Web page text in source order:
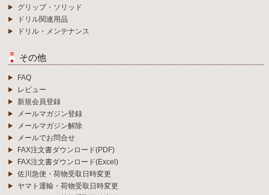
グリップ・ソリッド
ドリル関連用品
ドリル・メンテナンス
その他
FAQ
レビュー
新規会員登録
メールマガジン登録
メールマガジン解除
メールでお問合せ
FAX注文書ダウンロード(PDF)
FAX注文書ダウンロード(Excel)
佐川急便・荷物受取日時変更
ヤマト運輸・荷物受取日時変更